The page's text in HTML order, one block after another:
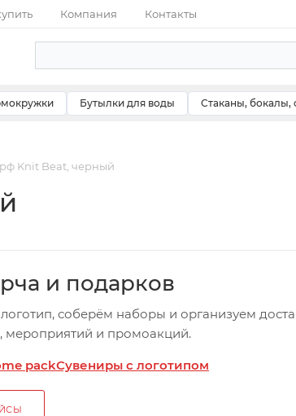
Компания Контакты
Бутылки для воды Стаканы,
Knit Beat, черный
и подарков
соберём наборы и организуем
мероприятий и промоакций.
packСувениры с логотипом